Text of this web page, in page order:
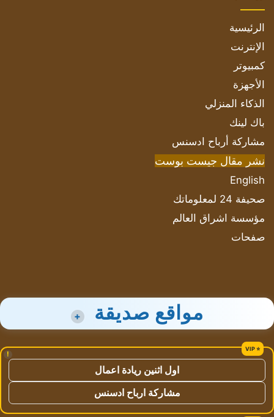
الرئيسية
الإنترنت
كمبيوتر
الأجهزة
الذكاء المنزلي
باك لينك
مشاركة أرباح ادسنس
نشر مقال جيست بوست
English
صحيفة 24 لمعلوماتك
مؤسسة اشراق العالم
صفحات
مواقع صديقة +
!
اول اثنين ريادة اعمال
مشاركة ارباح ادسنس